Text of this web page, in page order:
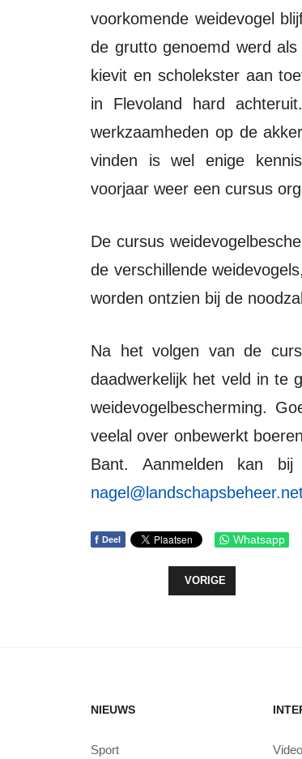
voorkomende weidevogel
de grutto genoemd werd
kievit en scholekster aan
in Flevoland hard
werkzaamheden op de
vinden is wel enige
voorjaar weer een cursus
De cursus weidevogelbescherming bestaat uit 3 avonden. Daar leer je veel over
de verschillende
worden ontzien bij de
Na het volgen van de cursus doen we een beroep op je vrije tijd om ook
daadwerkelijk het veld in te
weidevogelbescherming.
veelal over onbewerkt
Bant. Aanmelden kan bij
f Deel Whatsapp
VORIG ARTIKEL:
VORIGE
NIEUWS
Sport Video